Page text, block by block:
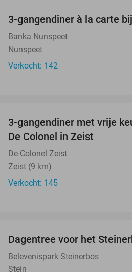
3-gangendiner à la carte
Banka Nunspeet
Nunspeet
Verkocht: 142
3-gangendiner met vrije
De Colonel in Zeist
De Colonel Zeist
Zeist (9 km)
Verkocht: 145
Dagentree voor het
Belevenispark Steinerbos
Stein